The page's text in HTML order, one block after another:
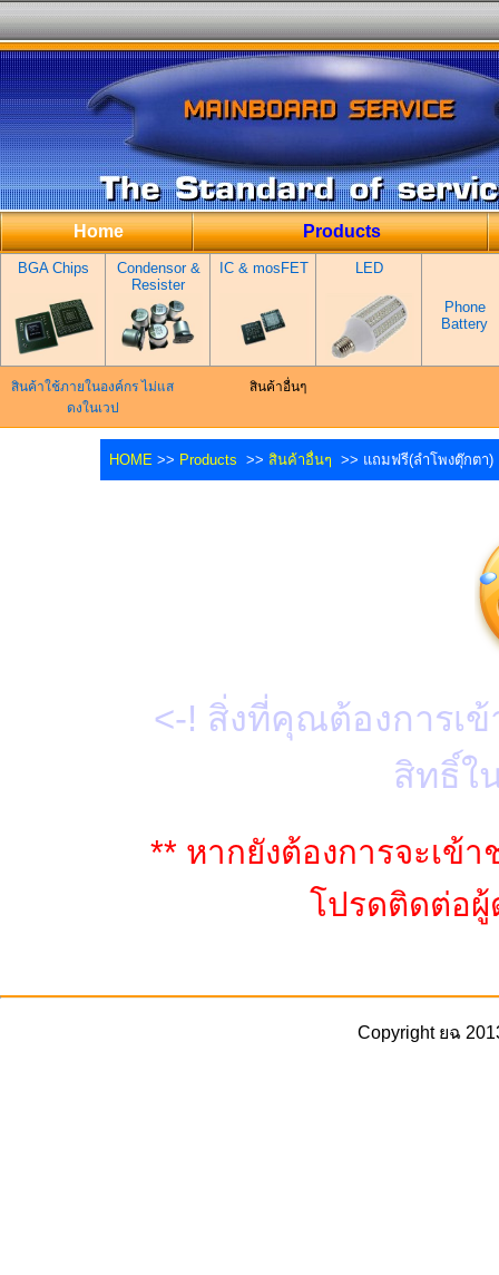
Home Products
BGA Chips
Condensor &
Resister
IC & mosFET LED
Phone
Battery
สินค้าใช้ภายในองค์กร ไม่แส
ดงในเวป
สินค้าอื่นๆ
HOME >> Products >> สินค้าอื่นๆ >> แถมฟรี(ลำโพงตุ๊กตา)
<-! สิ่งที่คุณต้องการเ
สิทธิ์ใ
** หากยังต้องการจะเข้
โปรดติดต่อผู้
Copyright ยฉ